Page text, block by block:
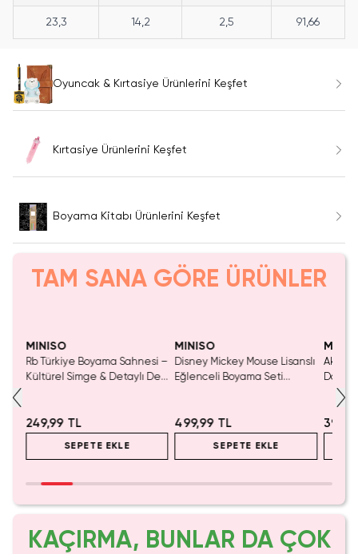
23,3 14,2 2,5 91,66
Oyuncak & Kırtasiye Ürünlerini Keşfet
Kırtasiye Ürünlerini Keşfet
Boyama Kitabı Ürünlerini Keşfet
TAM SANA GÖRE ÜRÜNLER
MINISO
Rb Türkiye Boyama Sahnesi –
Kültürel Simge & Detaylı Dev
249,99 TL
SEPETE EKLE
MINISO
Disney Mickey Mouse Lisanslı
Eğlenceli Boyama Seti
499,99 TL
SEPETE EKLE
KAÇIRMA, BUNLAR DA ÇOK